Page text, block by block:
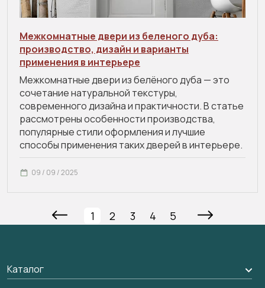
Межкомнатные двери из беленого дуба:
производство, дизайн и варианты
применения в интерьере
Межкомнатные двери из белёного дуба — это
сочетание натуральной текстуры,
современного дизайна и практичности. В статье
рассмотрены особенности производства,
популярные стили оформления и лучшие
способы применения таких дверей в интерьере.
09 / 09 / 2025
1 2 3 4 5
Каталог